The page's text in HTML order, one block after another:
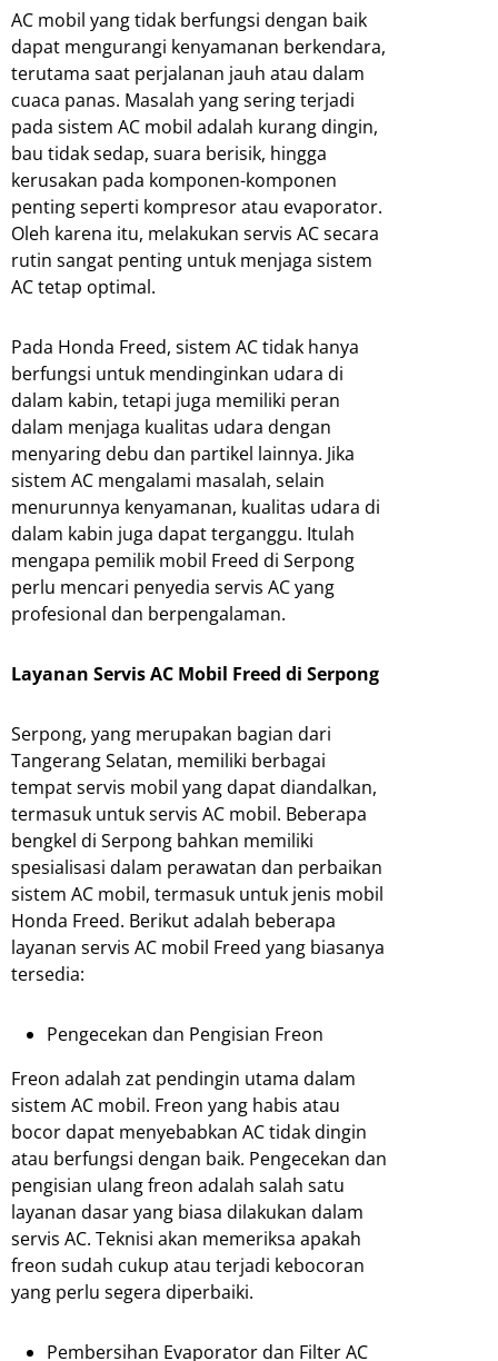
AC mobil yang tidak berfungsi dengan baik
dapat mengurangi kenyamanan berkendara,
terutama saat perjalanan jauh atau dalam
cuaca panas. Masalah yang sering terjadi
pada sistem AC mobil adalah kurang dingin,
bau tidak sedap, suara berisik, hingga
kerusakan pada komponen-komponen
penting seperti kompresor atau evaporator.
Oleh karena itu, melakukan servis AC secara
rutin sangat penting untuk menjaga sistem
AC tetap optimal.
Pada Honda Freed, sistem AC tidak hanya
berfungsi untuk mendinginkan udara di
dalam kabin, tetapi juga memiliki peran
dalam menjaga kualitas udara dengan
menyaring debu dan partikel lainnya. Jika
sistem AC mengalami masalah, selain
menurunnya kenyamanan, kualitas udara di
dalam kabin juga dapat terganggu. Itulah
mengapa pemilik mobil Freed di Serpong
perlu mencari penyedia servis AC yang
profesional dan berpengalaman.
Layanan Servis AC Mobil Freed di Serpong
Serpong, yang merupakan bagian dari
Tangerang Selatan, memiliki berbagai
tempat servis mobil yang dapat diandalkan,
termasuk untuk servis AC mobil. Beberapa
bengkel di Serpong bahkan memiliki
spesialisasi dalam perawatan dan perbaikan
sistem AC mobil, termasuk untuk jenis mobil
Honda Freed. Berikut adalah beberapa
layanan servis AC mobil Freed yang biasanya
tersedia:
Pengecekan dan Pengisian Freon
Freon adalah zat pendingin utama dalam
sistem AC mobil. Freon yang habis atau
bocor dapat menyebabkan AC tidak dingin
atau berfungsi dengan baik. Pengecekan dan
pengisian ulang freon adalah salah satu
layanan dasar yang biasa dilakukan dalam
servis AC. Teknisi akan memeriksa apakah
freon sudah cukup atau terjadi kebocoran
yang perlu segera diperbaiki.
Pembersihan Evaporator dan Filter AC